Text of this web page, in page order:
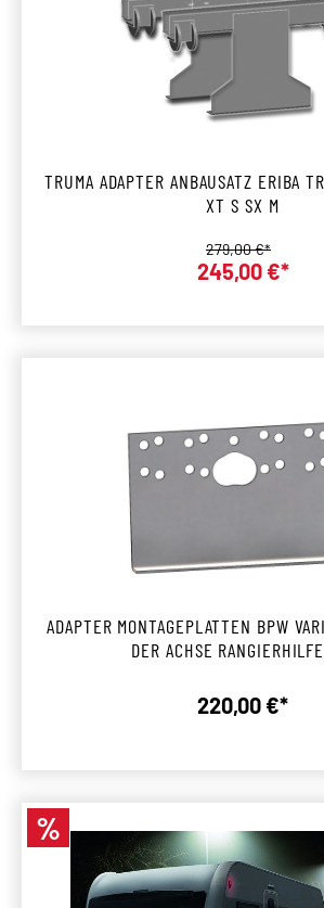
TRUMA ADAPTER ANBAUSATZ ERIBA
XT S SX M
245,00 €*
Regulärer Preis:
279,00 €*
ADAPTER MONTAGEPLATTEN BPW
DER ACHSE
220,00 €*
Rabatt
%